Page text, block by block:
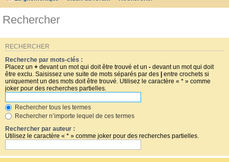
Rechercher
RECHERCHER
Recherche par mots-clés :
Placez un + devant un mot qui doit être trouvé et un - devant un mot qui doit
être exclu. Saisissez une suite de mots séparés par des | entre crochets si
uniquement un des mots doit être trouvé. Utilisez le caractère « * » comme
joker pour des recherches partielles.
Rechercher tous les termes
Rechercher n’importe lequel de ces termes
Rechercher par auteur :
Utilisez le caractère « * » comme joker pour des recherches partielles.